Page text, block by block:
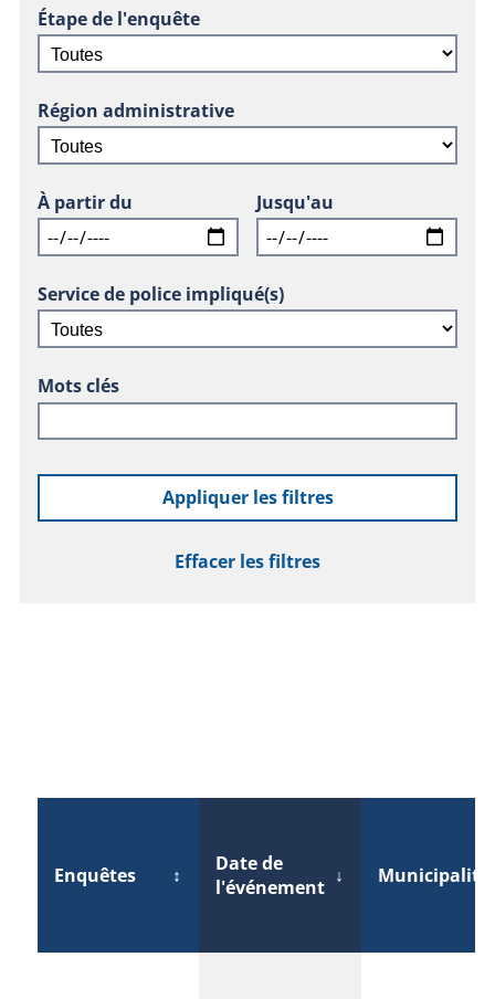
Étape de l'enquête
Région administrative
À partir du Jusqu'au
Service de police impliqué(s)
Mots clés
Appliquer les filtres
Effacer les filtres
Enquêtes ↕
Date de
l'événement ↓ Municipalité